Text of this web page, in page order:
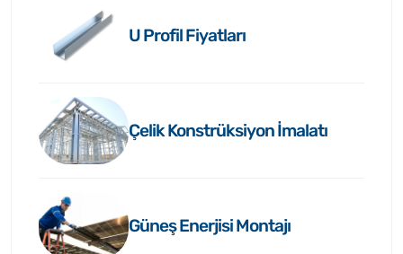
U Profil Fiyatları
Çelik Konstrüksiyon İmalatı
Güneş Enerjisi Montajı